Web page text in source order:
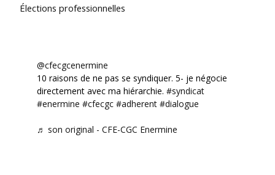
Élections professionnelles
@cfecgcenermine
10 raisons de ne pas se syndiquer. 5- je négocie
directement avec ma hiérarchie. #syndicat
#enermine #cfecgc #adherent #dialogue
♬ son original - CFE-CGC Enermine